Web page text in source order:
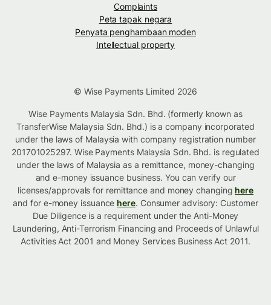
Complaints
Peta tapak negara
Penyata penghambaan moden
Intellectual property
© Wise Payments Limited 2026
Wise Payments Malaysia Sdn. Bhd. (formerly known as
TransferWise Malaysia Sdn. Bhd.) is a company incorporated
under the laws of Malaysia with company registration number
201701025297. Wise Payments Malaysia Sdn. Bhd. is regulated
under the laws of Malaysia as a remittance, money-changing
and e-money issuance business. You can verify our
licenses/approvals for remittance and money changing here
and for e-money issuance here. Consumer advisory: Customer
Due Diligence is a requirement under the Anti-Money
Laundering, Anti-Terrorism Financing and Proceeds of Unlawful
Activities Act 2001 and Money Services Business Act 2011.